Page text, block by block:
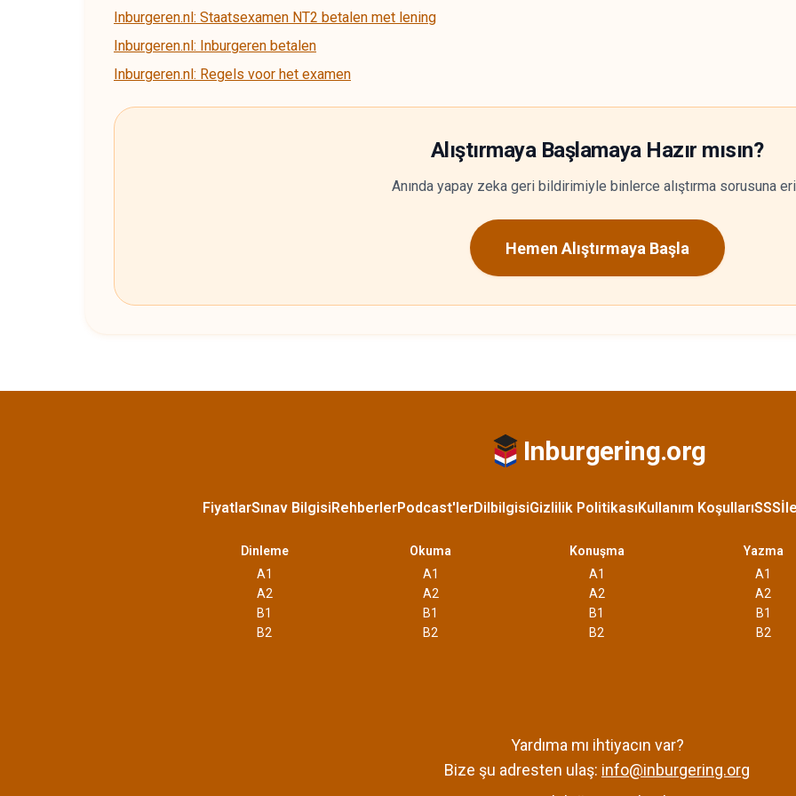
Inburgeren.nl: Staatsexamen NT2 betalen met lening
Inburgeren.nl: Inburgeren betalen
Inburgeren.nl: Regels voor het examen
Alıştırmaya Başlamaya Hazır mısın?
Anında yapay zeka geri bildirimiyle binlerce alıştırma sorusuna
Hemen Alıştırmaya Başla
Inburgering.org
FiyatlarSınav BilgisiRehberlerPodcast'lerDilbilgisiGizlilik PolitikasıKullanım KoşullarıSSS
Dinleme
A1
A2
B1
B2
Okuma
A1
A2
B1
B2
Konuşma
A1
A2
B1
B2
Yazma
A1
A2
B1
B2
Yardıma mı ihtiyacın var?
Bize şu adresten ulaş: info@inburgering.org